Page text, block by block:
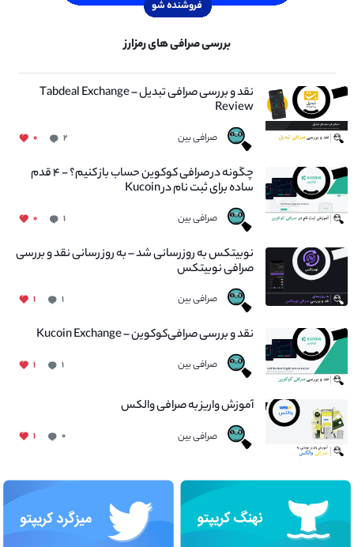
بررسی صرافی های رمزارز
نقد و بررسی صرافی تبدیل – Tabdeal Exchange
Review
صرافی بین ۲ ۰
چگونه در صرافی کوکوین حساب باز کنیم؟ - ۴ قدم
ساده برای ثبت نام در Kucoin
صرافی بین ۱ ۰
نوبیتکس به روزرسانی شد – به روز رسانی نقد و بررسی
صرافی نوبیتکس
صرافی بین ۱ ۱
نقد و بررسی صرافی‌کوکوین – Kucoin Exchange
صرافی بین ۱ ۱
آموزش واریز به صرافی والکس
صرافی بین ۰ ۱